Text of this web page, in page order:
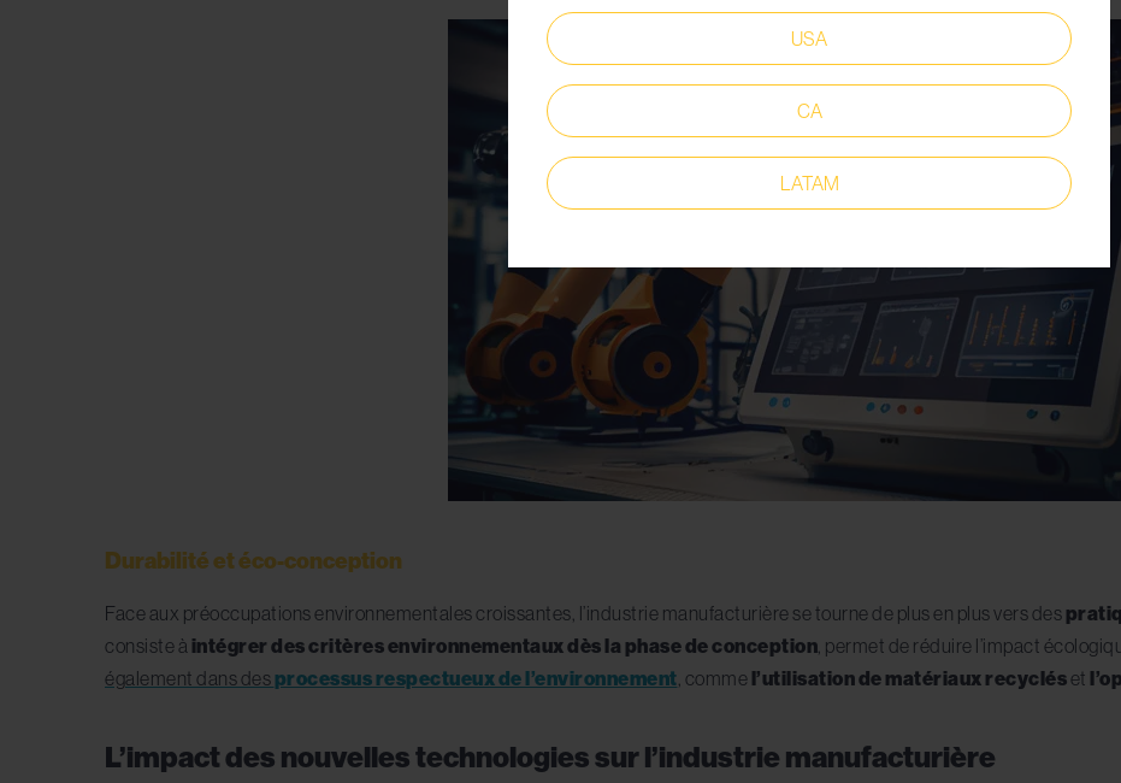
USA
CA
LATAM
Durabilité et éco-conception
Face aux préoccupations environnementales croissantes, l’industrie manufacturière se tourne de plus en plus vers des
consiste à intégrer des critères environnementaux dès la phase de conception , permet de réduire l’impact
également dans desprocessus respectueux de l’environnement , comme l’utilisation de matériaux recycléset
L’impact des nouvelles technologies sur l’industrie manufacturière